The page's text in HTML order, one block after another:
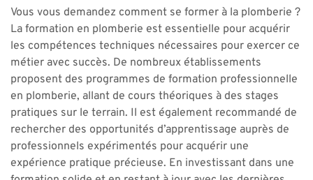
Vous vous demandez comment se former à la plomberie ?
La formation en plomberie est essentielle pour acquérir
les compétences techniques nécessaires pour exercer ce
métier avec succès. De nombreux établissements
proposent des programmes de formation professionnelle
en plomberie, allant de cours théoriques à des stages
pratiques sur le terrain. Il est également recommandé de
rechercher des opportunités d’apprentissage auprès de
professionnels expérimentés pour acquérir une
expérience pratique précieuse. En investissant dans une